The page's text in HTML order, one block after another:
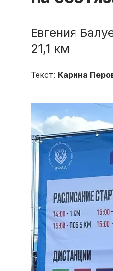
Евгения
21,1 км
Текст: Карина